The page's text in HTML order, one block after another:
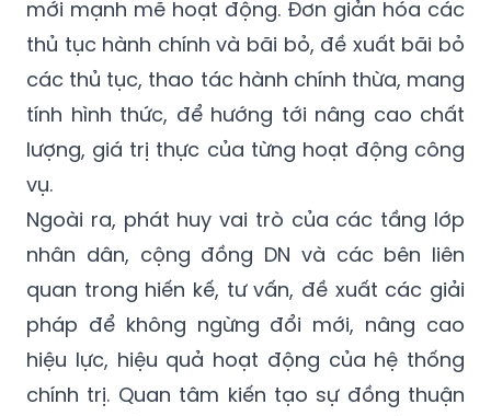
chính, chuyển đổi số và ứng dụng khoa học
công nghệ, các giải pháp thông minh để đổi
mới mạnh mẽ hoạt động. Đơn giản hóa các
thủ tục hành chính và bãi bỏ, đề xuất bãi bỏ
các thủ tục, thao tác hành chính thừa, mang
tính hình thức, để hướng tới nâng cao chất
lượng, giá trị thực của từng hoạt động công
vụ.
Ngoài ra, phát huy vai trò của các tầng lớp
nhân dân, cộng đồng DN và các bên liên
quan trong hiến kế, tư vấn, đề xuất các giải
pháp để không ngừng đổi mới, nâng cao